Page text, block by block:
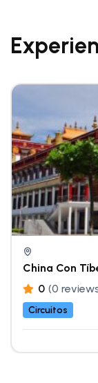
China Con
0 (0
Circuitos